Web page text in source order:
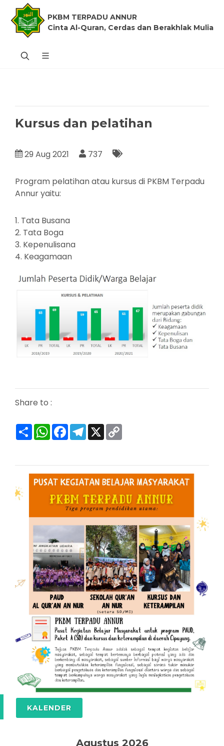
PKBM TERPADU ANNUR
Cinta Al-Quran, Cerdas dan Berakhlak Mulia
Kursus dan pelatihan
29 Aug 2021 737
Program pelatihan atau kursus di PKBM Terpadu
Annur yaitu:
1. Tata Busana
2. Tata Boga
3. Kepenulisana
4. Keagamaan
Share to :
ShareWhatsApp
Facebook
Telegram
X
KALENDER
Agustus 2026